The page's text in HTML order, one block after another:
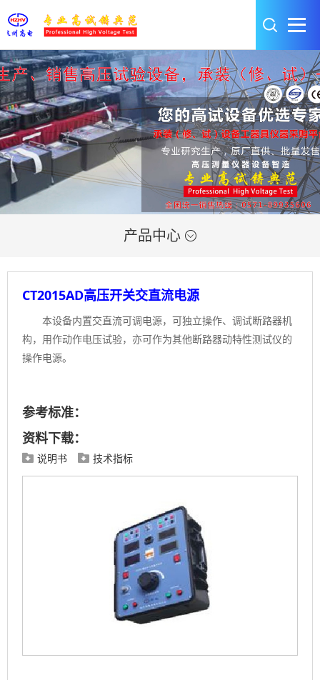
产品中心 
CT2015AD高压开关交直流电源
本设备内置交直流可调电源，可独立操作、调试断路器机
构，用作动作电压试验，亦可作为其他断路器动特性测试仪的
操作电源。
参考标准：
资料下载：
 说明书  技术指标